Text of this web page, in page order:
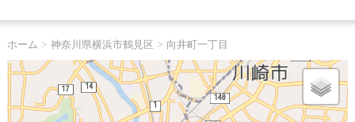
ホーム > 神奈川県横浜市鶴見区 > 向井町一丁目